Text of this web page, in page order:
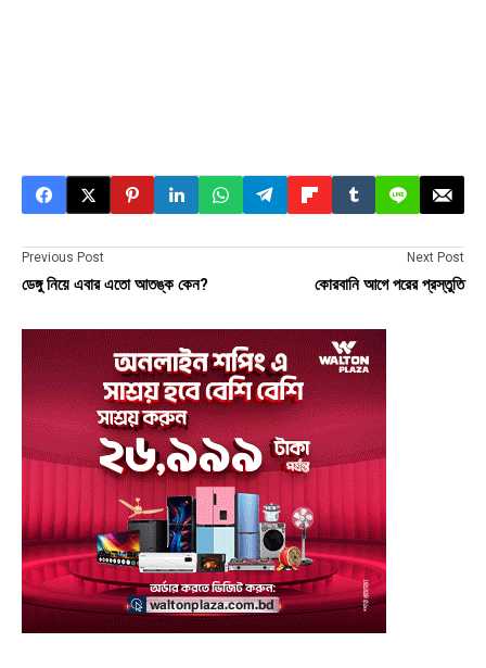
Previous Post
ডেঙ্গু নিয়ে এবার এতো আতঙ্ক কেন?
Next Post
কোরবানি আগে পরের প্রস্তুতি